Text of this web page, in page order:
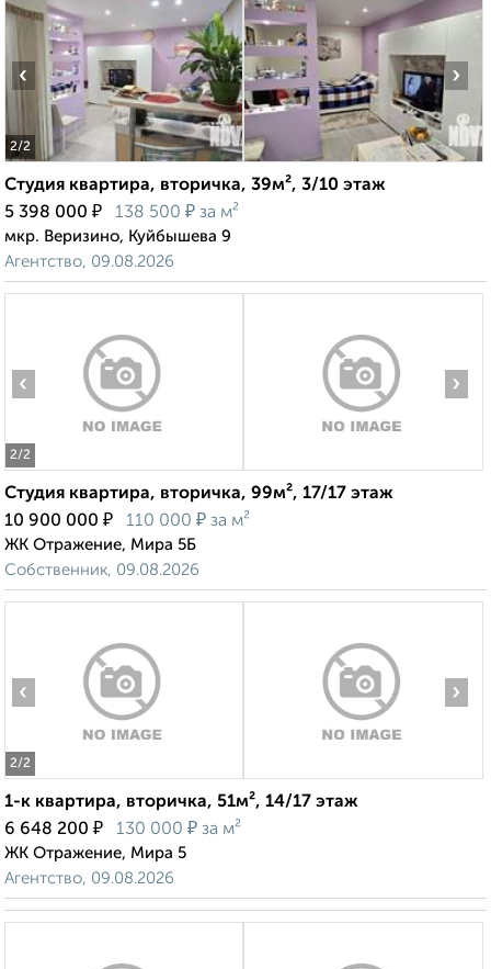
2/2
‹ ›
Студия квартира, вторичка, 39м², 3/10 этаж
5 398 000 ₽ 138 500 ₽ за м²
мкр. Веризино, Куйбышева 9
Агентство, 09.08.2026
2/2
‹ ›
Студия квартира, вторичка, 99м², 17/17 этаж
10 900 000 ₽ 110 000 ₽ за м²
ЖК Отражение, Мира 5Б
Собственник, 09.08.2026
2/2
‹ ›
1-к квартира, вторичка, 51м², 14/17 этаж
6 648 200 ₽ 130 000 ₽ за м²
ЖК Отражение, Мира 5
Агентство, 09.08.2026